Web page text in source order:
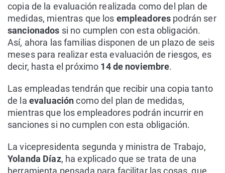
copia de la evaluación realizada como del plan de
medidas, mientras que los empleadores podrán ser
sancionados si no cumplen con esta obligación.
Así, ahora las familias disponen de un plazo de seis
meses para realizar esta evaluación de riesgos, es
decir, hasta el próximo 14 de noviembre.
Las empleadas tendrán que recibir una copia tanto
de la evaluacióncomo del plan de medidas,
mientras que los empleadores podrán incurrir en
sanciones si no cumplen con esta obligación.
La vicepresidenta segunda y ministra de Trabajo,
Yolanda Díaz, ha explicado que se trata de una
herramienta pensada para facilitar las cosas, que